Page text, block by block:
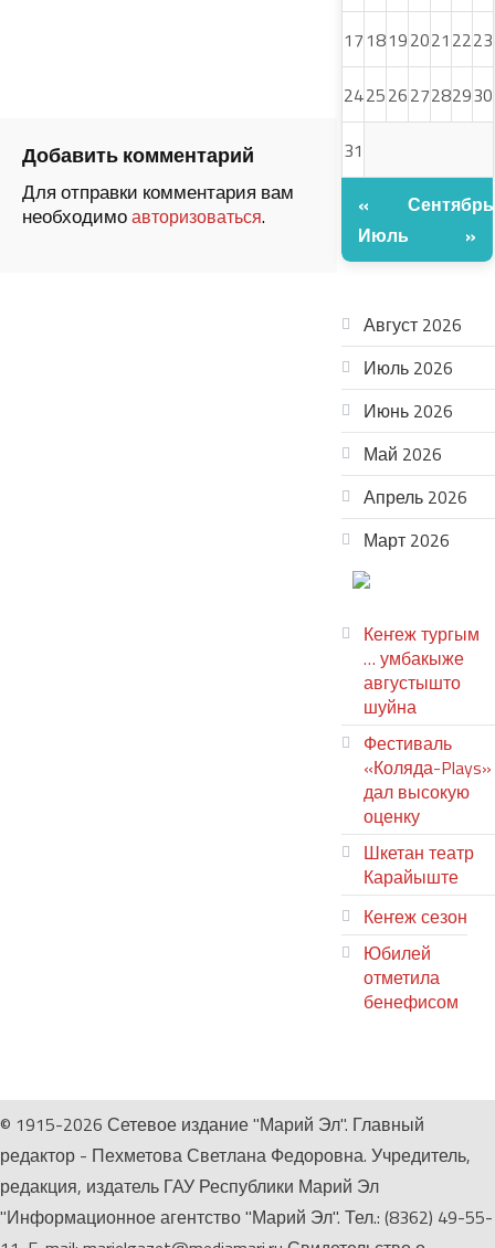
Добавить комментарий
Для отправки комментария вам
необходимоавторизоваться.
1718192021 2223
24252627282930
31
«
Июль
Сентябрь
»
Август 2026
Июль 2026
Июнь 2026
Май 2026
Апрель 2026
Март 2026
Кеҥеж тургым
… умбакыже
августышто
шуйна
Фестиваль
«Коляда-Plays»
дал высокую
оценку
Шкетан театр
Карайыште
Кеҥеж сезон
Юбилей
отметила
бенефисом
© 1915-2026 Сетевое издание "Марий Эл". Главный
редактор - Пехметова Светлана Федоровна. Учредитель,
редакция, издатель ГАУ Республики Марий Эл
"Информационное агентство "Марий Эл". Тел.: (8362) 49-55-